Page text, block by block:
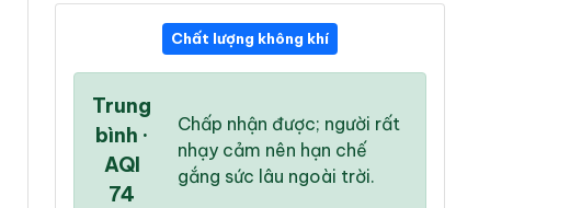
°
02:00 PM
31 °
03:00 PM
Chất lượng không khí
Trung
bình ·
AQI
74
Chấp nhận được; người rất
nhạy cảm nên hạn chế
gắng sức lâu ngoài trời.